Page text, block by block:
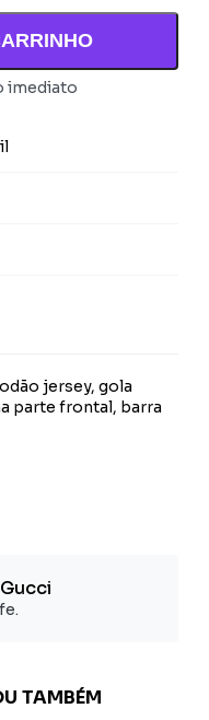
imediato
jersey, gola
parte frontal, barra
TAMBÉM